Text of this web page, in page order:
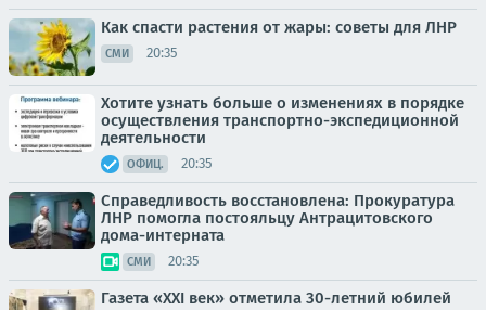
Как спасти растения от жары: советы для ЛНР
СМИ 20:35
Хотите узнать больше о изменениях в порядке
осуществления транспортно-экспедиционной
деятельности
ОФИЦ. 20:35
Справедливость восстановлена: Прокуратура
ЛНР помогла постояльцу Антрацитовского
дома-интерната
СМИ 20:35
Газета «XXI век» отметила 30-летний юбилей